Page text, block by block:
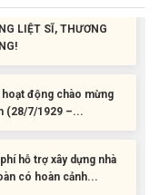
động chào mừng
hỗ trợ xây dựng nhà
thuộc Công đoàn